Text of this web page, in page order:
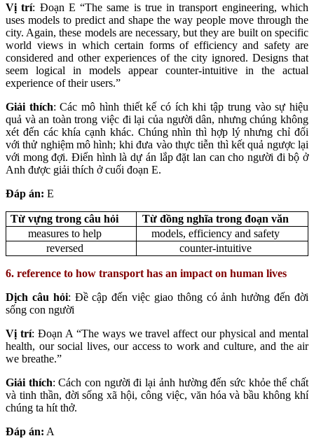
Vị trí: Đoạn E “The same is true in transport engineering, which
uses models to predict and shape the way people move through the
city. Again, these models are necessary, but they are built on specific
world views in which certain forms of efficiency and safety are
considered and other experiences of the city ignored. Designs that
seem logical in models appear counter-intuitive in the actual
experience of their users.”
Giải thích: Các mô hình thiết kế có ích khi tập trung vào sự hiệu
quả và an toàn trong việc đi lại của người dân, nhưng chúng không
xét đến các khía cạnh khác. Chúng nhìn thì hợp lý nhưng chỉ đối
với thử nghiệm mô hình; khi đưa vào thực tiễn thì kết quả ngược lại
với mong đợi. Điển hình là dự án lắp đặt lan can cho người đi bộ ở
Anh được giải thích ở cuối đoạn E.
Đáp án: E
Từ vựng trong câu hỏi
Từ đồng nghĩa trong đoạn văn
measures to help
models, efficiency and safety
reversed
counter-intuitive
6. reference to how transport has an impact on human lives
Dịch câu hỏi: Đề cập đến việc giao thông có ảnh hưởng đến đời
sống con người
Vị trí: Đoạn A “The ways we travel affect our physical and mental
health, our social lives, our access to work and culture, and the air
we breathe.”
Giải thích: Cách con người đi lại ảnh hường đến sức khỏe thể chất
và tinh thần, đời sống xã hội, công việc, văn hóa và bầu không khí
chúng ta hít thở.
Đáp án: A